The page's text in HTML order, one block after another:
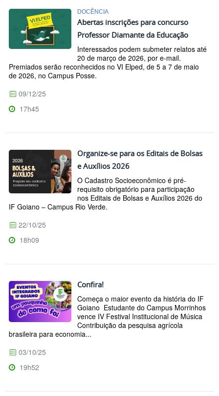
DOCÊNCIA
Abertas inscrições para concurso
Professor Diamante da Educação
Interessados podem submeter relatos até
20 de março de 2026, por e-mail.
Premiados serão reconhecidos no VI Elped, de 5 a 7 de maio
de 2026, no Campus Posse.
09/12/25
17h45
Organize-se para os Editais de Bolsas
e Auxílios 2026
O Cadastro Socioeconômico é pré-
requisito obrigatório para participação
nos Editais de Bolsas e Auxílios 2026 do
IF Goiano – Campus Rio Verde.
22/10/25
18h09
Confira!
Começa o maior evento da história do IF
Goiano Estudante do Campus Morrinhos
vence IV Festival Institucional de Música
Contribuição da pesquisa agrícola
brasileira para economia...
03/10/25
19h52